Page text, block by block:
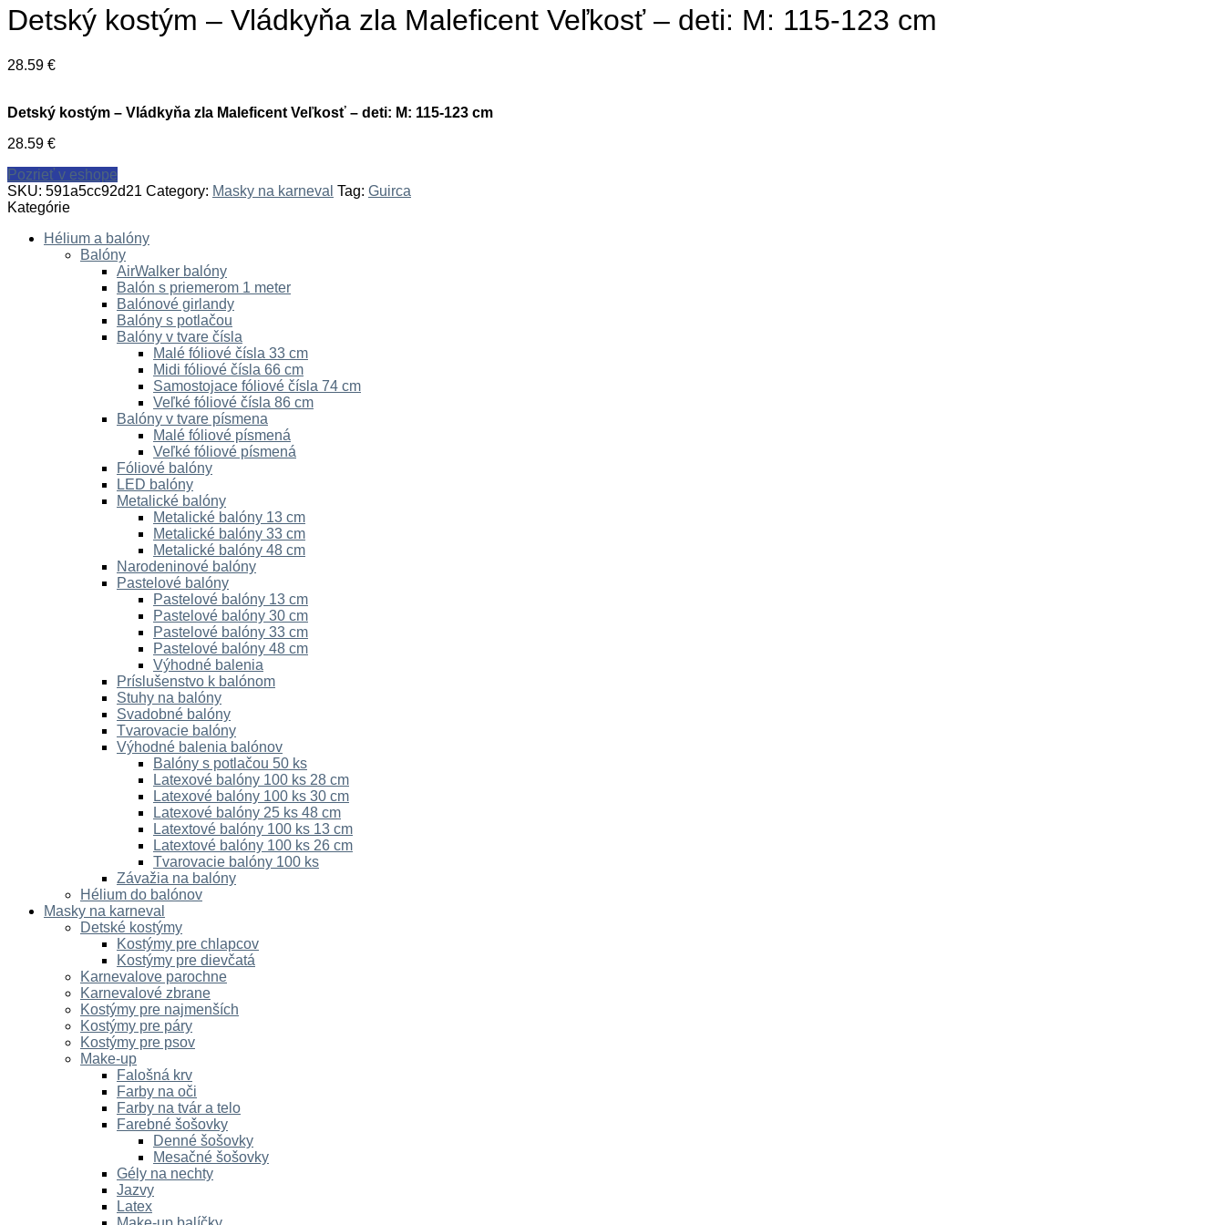
Detský kostým – Vládkyňa zla Maleficent Veľkosť – deti: M: 115-123 cm
28.59 €
Detský kostým – Vládkyňa zla Maleficent Veľkosť – deti: M: 115-123 cm
28.59 €
Pozrieť v eshope
SKU: 591a5cc92d21 Category: Masky na karneval Tag: Guirca
Kategórie
Hélium a balóny
Balóny
AirWalker balóny
Balón s priemerom 1 meter
Balónové girlandy
Balóny s potlačou
Balóny v tvare čísla
Malé fóliové čísla 33 cm
Midi fóliové čísla 66 cm
Samostojace fóliové čísla 74 cm
Veľké fóliové čísla 86 cm
Balóny v tvare písmena
Malé fóliové písmená
Veľké fóliové písmená
Fóliové balóny
LED balóny
Metalické balóny
Metalické balóny 13 cm
Metalické balóny 33 cm
Metalické balóny 48 cm
Narodeninové balóny
Pastelové balóny
Pastelové balóny 13 cm
Pastelové balóny 30 cm
Pastelové balóny 33 cm
Pastelové balóny 48 cm
Výhodné balenia
Príslušenstvo k balónom
Stuhy na balóny
Svadobné balóny
Tvarovacie balóny
Výhodné balenia balónov
Balóny s potlačou 50 ks
Latexové balóny 100 ks 28 cm
Latexové balóny 100 ks 30 cm
Latexové balóny 25 ks 48 cm
Latextové balóny 100 ks 13 cm
Latextové balóny 100 ks 26 cm
Tvarovacie balóny 100 ks
Závažia na balóny
Hélium do balónov
Masky na karneval
Detské kostýmy
Kostýmy pre chlapcov
Kostýmy pre dievčatá
Karnevalove parochne
Karnevalové zbrane
Kostýmy pre najmenších
Kostýmy pre páry
Kostýmy pre psov
Make-up
Falošná krv
Farby na oči
Farby na tvár a telo
Farebné šošovky
Denné šošovky
Mesačné šošovky
Gély na nechty
Jazvy
Latex